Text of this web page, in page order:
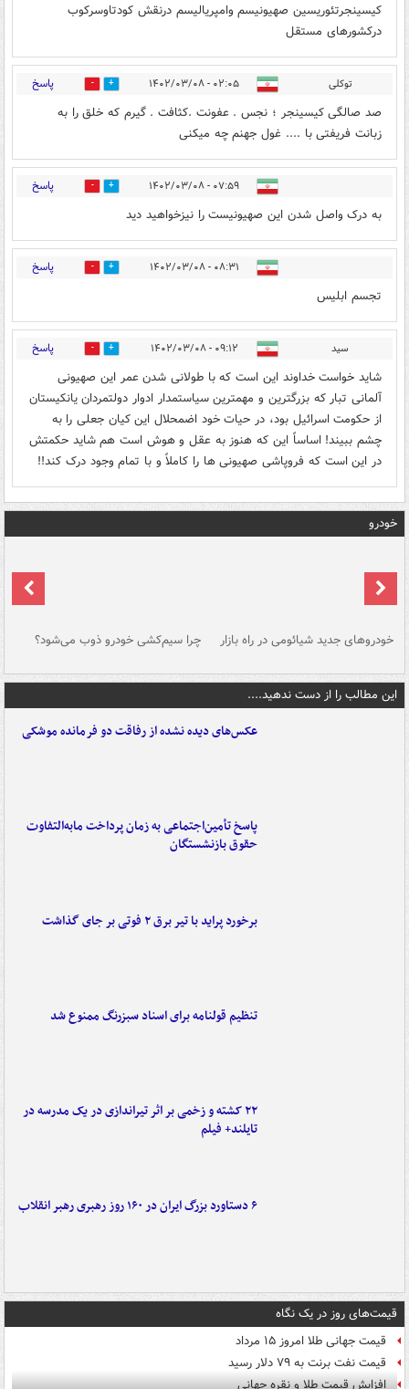
کیسینجرتئوریسین صهیونیسم وامپریالیسم درنقش کودتاوسرکوب
درکشورهای مستقل
توکلی ۰۲:۰۵ - ۱۴۰۲/۰۳/۰۸ 4 پاسخ
صد صالگی کیسینجر ؛ نجس . عفونت .کثافت . گیرم که خلق را به
زبانت فریفتی با .... غول جهنم چه میکنی
۰۷:۵۹ - ۱۴۰۲/۰۳/۰۸ 4 پاسخ
به درک واصل شدن این صهیونیست را نیزخواهید دید
۰۸:۳۱ - ۱۴۰۲/۰۳/۰۸ 4 پاسخ
تجسم ابلیس
سید ۰۹:۱۲ - ۱۴۰۲/۰۳/۰۸ 2 پاسخ
شاید خواست خداوند این است که با طولانی شدن عمر این صهیونی
آلمانی تبار که بزرگترین و مهمترین سیاستمدار ادوار دولتمردان یانکیستان
از حکومت اسرائیل بود، در حیات خود اضمحلال این کیان جعلی را به
چشم ببیند! اساساً این که هنوز به عقل و هوش است هم شاید حکمتش
در این است که فروپاشی صهیونی ها را کاملاً و با تمام وجود درک کند!!
خودرو
خودروهای جدید شیائومی در راه بازار چرا سیم‌کشی خودرو ذوب می‌شود؟
این مطالب را از دست ندهید....
عکس‌های دیده نشده از رفاقت دو فرمانده‌ موشکی
پاسخ تأمین‌اجتماعی به زمان پرداخت مابه‌التفاوت
حقوق بازنشستگان
برخورد پراید با تیر برق ۲ فوتی بر جای گذاشت
تنظیم قولنامه برای اسناد سبزرنگ ممنوع شد
۲۲ کشته و زخمی بر اثر تیراندازی در یک مدرسه در
تایلند+ فیلم
۶ دستاورد بزرگ ایران در ۱۶۰ روز رهبری رهبر انقلاب
قیمت‌های روز در یک نگاه
قیمت جهانی طلا امروز ۱۵ مرداد
قیمت نفت برنت به ۷۹ دلار رسید
افزایش قیمت طلا و نقره جهانی